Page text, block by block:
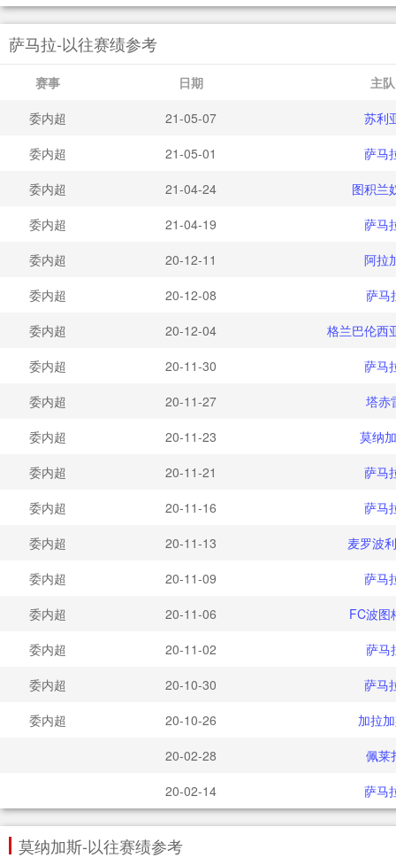
萨马拉-以往赛绩参考
赛事 日期
主队
委内超
21-05-07
苏利
委内超
21-05-01
萨马
委内超
21-04-24
图积兰
委内超
21-04-19
萨马
委内超
20-12-11
阿拉
委内超
20-12-08
萨马
委内超
20-12-04
格兰巴伦西
委内超
20-11-30
萨马
委内超
20-11-27
塔赤
委内超
20-11-23
莫纳
委内超
20-11-21
萨马
委内超
20-11-16
萨马
委内超
20-11-13
麦罗波
委内超
20-11-09
萨马
委内超
20-11-06
FC波图
委内超
20-11-02
萨马
委内超
20-10-30
萨马
委内超
20-10-26
加拉
20-02-28
佩莱
20-02-14
萨马
莫纳加斯-以往赛绩参考